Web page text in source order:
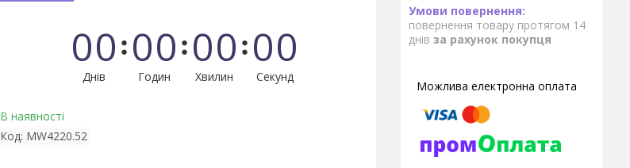
00
Днів
00
Годин
00
Хвилин
00
Секунд
В наявності
Код: MW4220.52
повернення товару протягом 14
днів за рахунок покупця